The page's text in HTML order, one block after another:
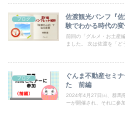
ブログ
佐渡観光パンフ『
験でわかる時代の
前回の「グルメ・お土産
ました。 次は佐渡を「ど
ブログ
ぐんま不動産セミ
た 前編
2024年4月27日㈯、群馬
ーが開催され、それに参